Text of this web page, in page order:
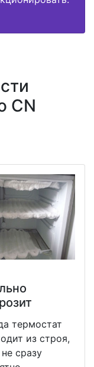
CN
термостат
из строя,
сразу